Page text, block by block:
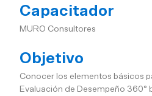
Capacitador
MURO Consultores
Objetivo
Conocer los elementos básicos
Evaluación de Desempeño 360°